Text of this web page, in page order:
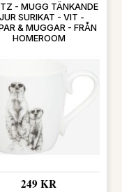
- MUGG TÄNKANDE
SURIKAT - VIT -
& MUGGAR - FRÅN
HOMEROOM
249 KR